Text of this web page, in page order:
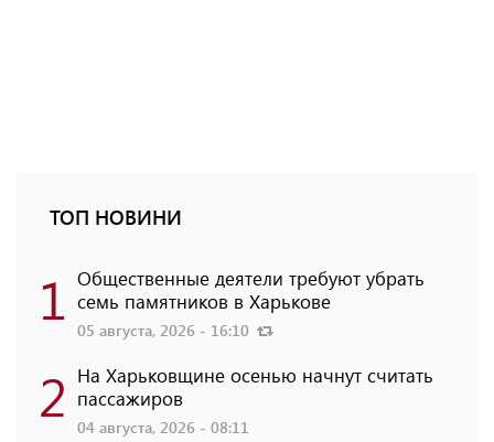
ТОП НОВИНИ
1 Общественные деятели требуют убрать
семь памятников в Харькове
05 августа, 2026 - 16:10
2 На Харьковщине осенью начнут считать
пассажиров
04 августа, 2026 - 08:11